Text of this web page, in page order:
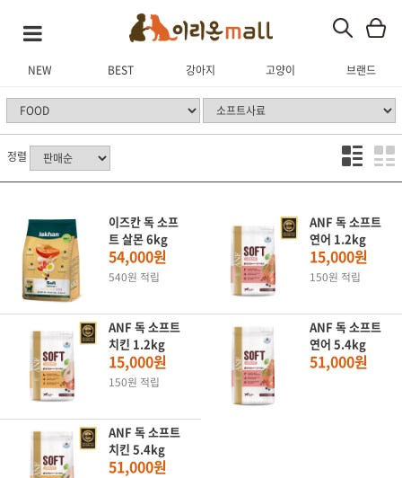
NEW BEST 강아지 고양이 브랜드
정렬
이즈칸 독 소프
트 살몬 6kg
54,000원
540원 적립
ANF 독 소프트
연어 1.2kg
15,000원
150원 적립
ANF 독 소프트
치킨 1.2kg
15,000원
150원 적립
ANF 독 소프트
연어 5.4kg
51,000원
ANF 독 소프트
치킨 5.4kg
51,000원